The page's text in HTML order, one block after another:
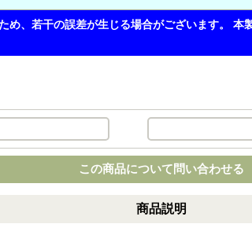
め、若干の誤差が生じる場合がございます。
この商品について問い合わせる
商品説明